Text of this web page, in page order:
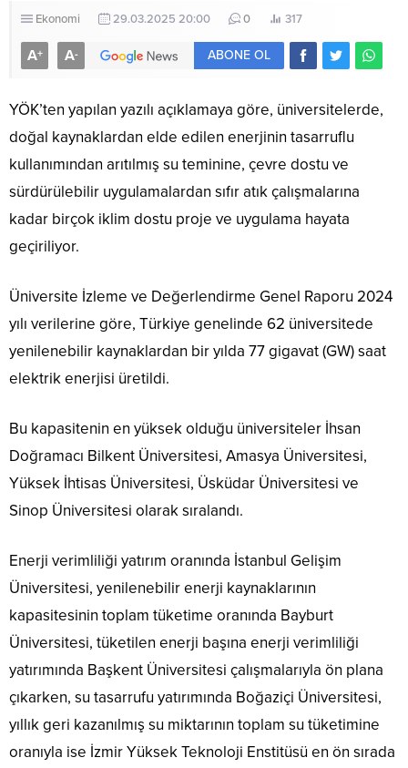
Ekonomi 29.03.2025 20:00 0 317
A+ A- ABONE OL
YÖK’ten yapılan yazılı açıklamaya göre, üniversitelerde,
doğal kaynaklardan elde edilen enerjinin tasarruflu
kullanımından arıtılmış su teminine, çevre dostu ve
sürdürülebilir uygulamalardan sıfır atık çalışmalarına
kadar birçok iklim dostu proje ve uygulama hayata
geçiriliyor.
Üniversite İzleme ve Değerlendirme Genel Raporu 2024
yılı verilerine göre, Türkiye genelinde 62 üniversitede
yenilenebilir kaynaklardan bir yılda 77 gigavat (GW) saat
elektrik enerjisi üretildi.
Bu kapasitenin en yüksek olduğu üniversiteler İhsan
Doğramacı Bilkent Üniversitesi, Amasya Üniversitesi,
Yüksek İhtisas Üniversitesi, Üsküdar Üniversitesi ve
Sinop Üniversitesi olarak sıralandı.
Enerji verimliliği yatırım oranında İstanbul Gelişim
Üniversitesi, yenilenebilir enerji kaynaklarının
kapasitesinin toplam tüketime oranında Bayburt
Üniversitesi, tüketilen enerji başına enerji verimliliği
yatırımında Başkent Üniversitesi çalışmalarıyla ön plana
çıkarken, su tasarrufu yatırımında Boğaziçi Üniversitesi,
yıllık geri kazanılmış su miktarının toplam su tüketimine
oranıyla ise İzmir Yüksek Teknoloji Enstitüsü en ön sırada